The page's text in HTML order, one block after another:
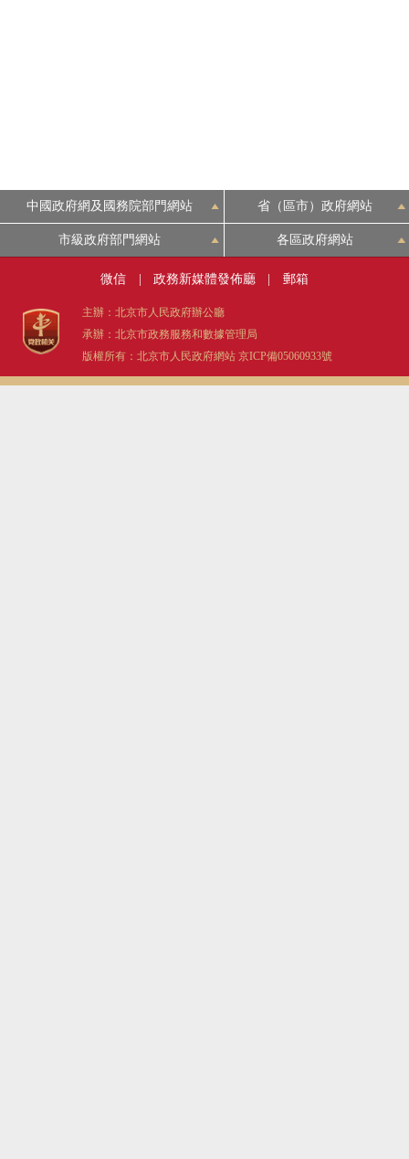
中國政府網及國務院部門網站 省（區市）政府網站
市級政府部門網站 各區政府網站
微信 政務新媒體發佈廳 郵箱
主辦：北京市人民政府辦公廳
承辦：北京市政務服務和數據管理局
版權所有：北京市人民政府網站 京ICP備05060933號